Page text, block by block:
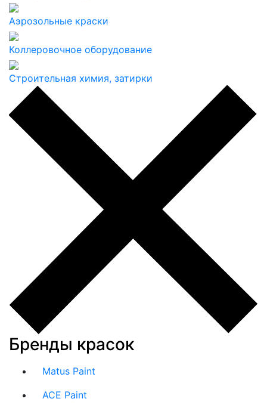
Аэрозольные краски
Коллеровочное оборудование
Строительная химия, затирки
Бренды красок
Matus Paint
ACE Paint